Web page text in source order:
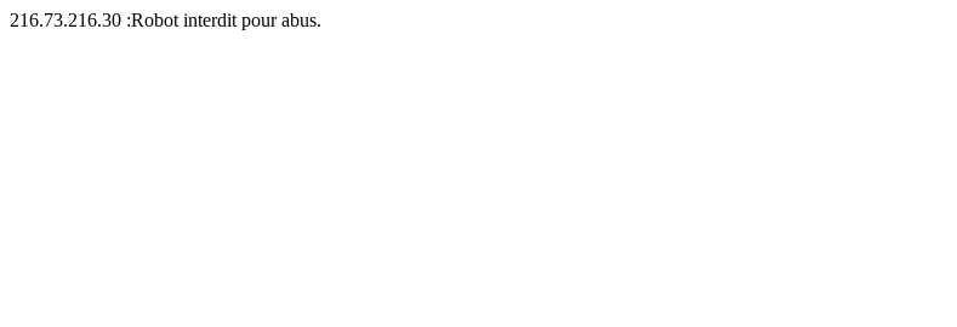
216.73.216.30 :Robot interdit pour abus.